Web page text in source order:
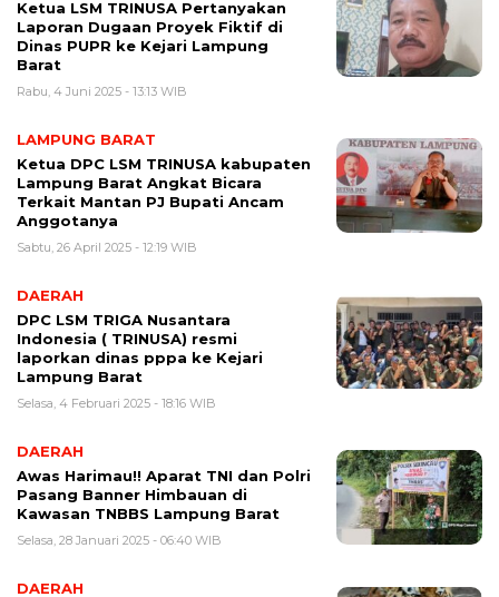
Ketua LSM TRINUSA Pertanyakan
Laporan Dugaan Proyek Fiktif di
Dinas PUPR ke Kejari Lampung
Barat
Rabu, 4 Juni 2025 - 13:13 WIB
LAMPUNG BARAT
Ketua DPC LSM TRINUSA kabupaten
Lampung Barat Angkat Bicara
Terkait Mantan PJ Bupati Ancam
Anggotanya
Sabtu, 26 April 2025 - 12:19 WIB
DAERAH
DPC LSM TRIGA Nusantara
Indonesia ( TRINUSA) resmi
laporkan dinas pppa ke Kejari
Lampung Barat
Selasa, 4 Februari 2025 - 18:16 WIB
DAERAH
Awas Harimau!! Aparat TNI dan Polri
Pasang Banner Himbauan di
Kawasan TNBBS Lampung Barat
Selasa, 28 Januari 2025 - 06:40 WIB
DAERAH